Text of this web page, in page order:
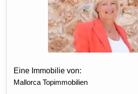
Eine Immobilie von:
Mallorca Topimmobilien